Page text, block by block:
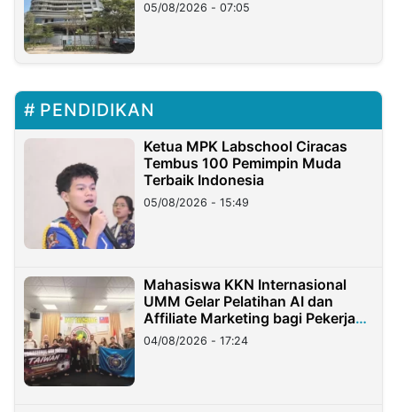
05/08/2026 - 07:05
PENDIDIKAN
Ketua MPK Labschool Ciracas
Tembus 100 Pemimpin Muda
Terbaik Indonesia
05/08/2026 - 15:49
Mahasiswa KKN Internasional
UMM Gelar Pelatihan AI dan
Affiliate Marketing bagi Pekerja
Migran Indonesia di Taiwan
04/08/2026 - 17:24